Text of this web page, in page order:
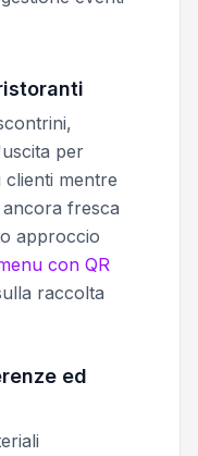
per
mentre
fresca
approccio
con QR
raccolta
ed